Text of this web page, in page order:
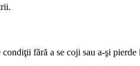
fără a se coji sau a-şi pierde